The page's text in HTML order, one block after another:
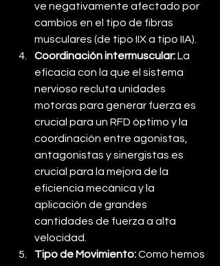
ve negativamente afectado por
cambios en el tipo de fibras
musculares (de tipo IIX a tipo IIA).
Coordinación intermuscular: La
eficacia con la que el sistema
nervioso recluta unidades
motoras para generar fuerza es
crucial para un RFD óptimo y la
coordinación entre agonistas,
antagonistas y sinergistas es
crucial para la mejora de la
eficiencia mecánica y la
aplicación de grandes
cantidades de fuerza a alta
velocidad.
Tipo de Movimiento: Como hemos